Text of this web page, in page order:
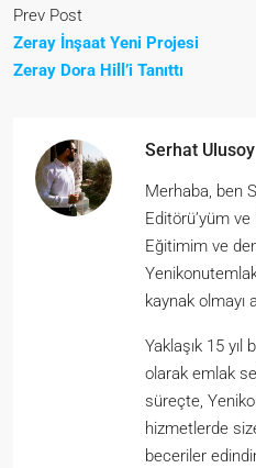
Prev Post
Zeray İnşaat Yeni Projesi
Zeray Dora Hill’i Tanıttı
Serhat Ulusoy
Merhaba, ben
Editörü’yüm ve
Eğitimim ve
kaynak olmayı
Yaklaşık 15
olarak emlak
süreçte,
hizmetlerde
beceriler